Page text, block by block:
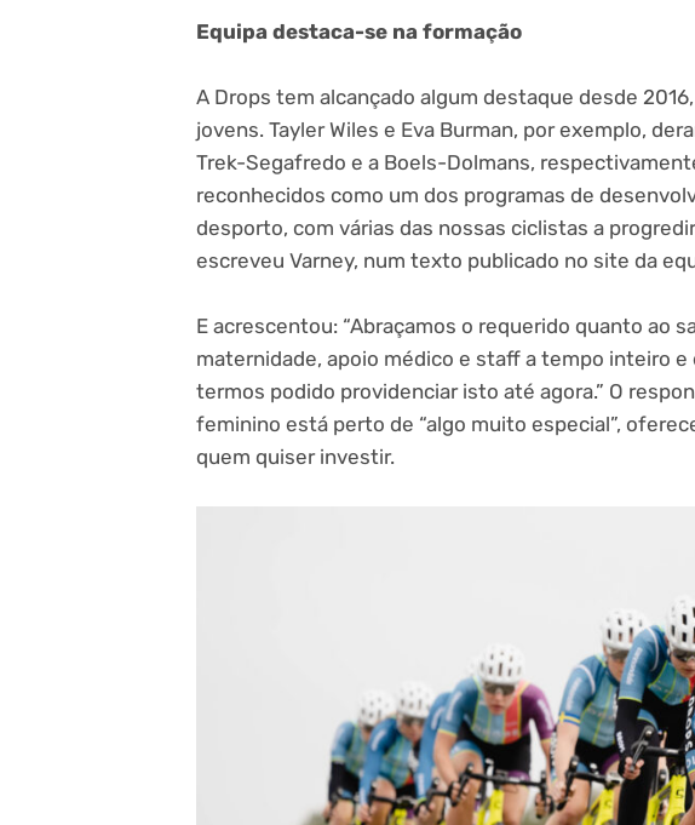
Equipa destaca-se na formação
A Drops tem alcançado algum destaque desde
jovens. Tayler Wiles e Eva Burman, por exemplo,
Trek-Segafredo e a Boels-Dolmans,
reconhecidos como um dos programas de
desporto, com várias das nossas ciclistas a
escreveu Varney, num texto publicado no site da
E acrescentou: “Abraçamos o requerido quanto ao
maternidade, apoio médico e staff a tempo inteiro
termos podido providenciar isto até agora.” O
feminino está perto de “algo muito especial”,
quem quiser investir.